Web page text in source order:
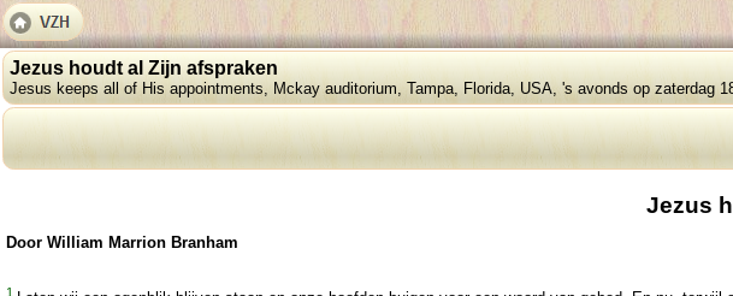
Jezus houdt al Zijn afspraken
Jesus keeps all of His appointments, Mckay auditorium, Tampa, Florida, USA, 's avonds op zaterdag
Jezus
Door William Marrion Branham
1